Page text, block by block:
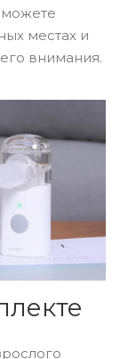
местах и
внимания.